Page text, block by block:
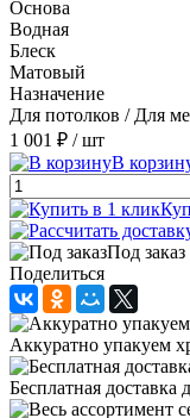
Основа
Водная
Блеск
Матовый
Назначение
Для потолков / Для
1 001 ₽ / шт
В
Под заказ
Поделиться
Аккуратно упакуем
Бесплатная